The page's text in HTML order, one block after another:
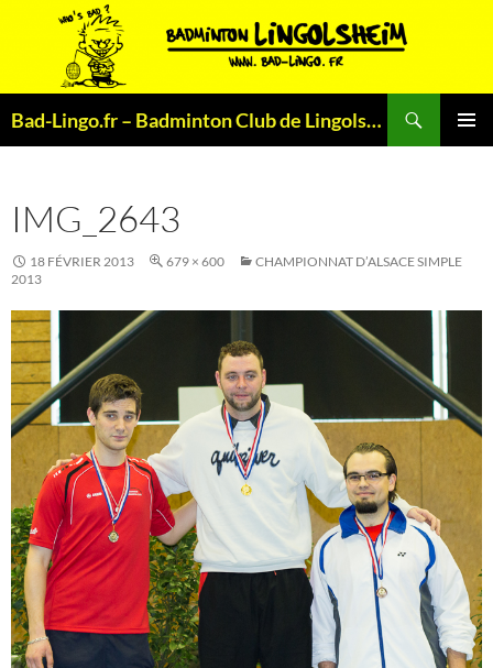
Bad-Lingo.fr – Badminton Club de Lingolsheim
IMG_2643
18 FÉVRIER 2013 679 × 600
CHAMPIONNAT D’ALSACE SIMPLE
2013